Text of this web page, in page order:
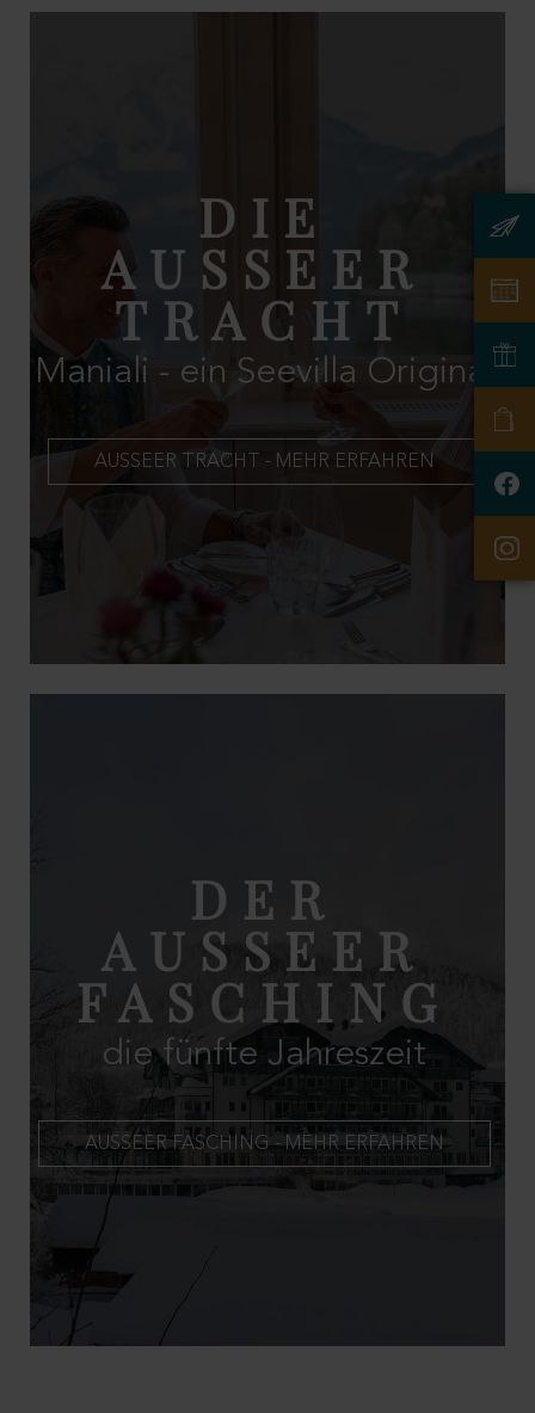
DIE
AUSSEER
TRACHT
Maniali - ein Seevilla Original
AUSSEER TRACHT - MEHR ERFAHREN
DER
AUSSEER
FASCHING
die fünfte Jahreszeit
AUSSEER FASCHING - MEHR ERFAHREN